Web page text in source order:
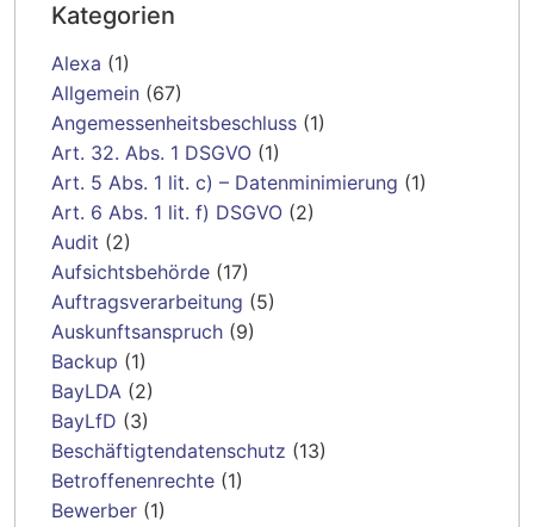
Kategorien
Alexa (1)
Allgemein (67)
Angemessenheitsbeschluss (1)
Art. 32. Abs. 1 DSGVO (1)
Art. 5 Abs. 1 lit. c) – Datenminimierung (1)
Art. 6 Abs. 1 lit. f) DSGVO (2)
Audit (2)
Aufsichtsbehörde (17)
Auftragsverarbeitung (5)
Auskunftsanspruch (9)
Backup (1)
BayLDA (2)
BayLfD (3)
Beschäftigtendatenschutz (13)
Betroffenenrechte (1)
Bewerber (1)